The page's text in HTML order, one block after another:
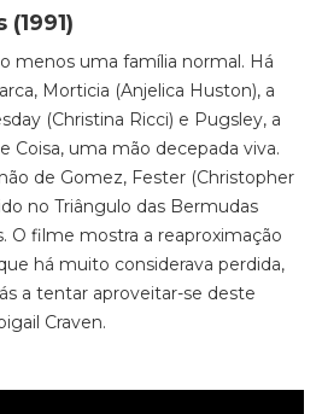
menos uma família normal. Há
Morticia (Anjelica Huston), a
(Christina Ricci) e Pugsley, a
Coisa, uma mão decepada viva.
de Gomez, Fester (Christopher
no Triângulo das Bermudas
O filme mostra a reaproximação
há muito considerava perdida,
a tentar aproveitar-se deste
Craven.